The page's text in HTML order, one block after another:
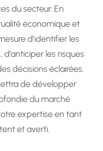
du secteur. En
économique et
d’identifier les
les risques
décisions éclairées.
de développer
du marché
expertise en tant
et averti.